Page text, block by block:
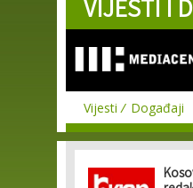
Skip to
main
VIJESTI I
Vijesti Događaji